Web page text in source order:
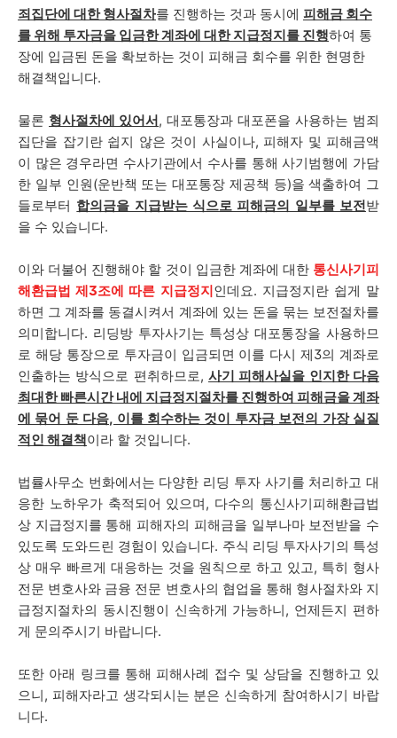
죄집단에 대한 형사절차를 진행하는 것과 동시에 피해금 회수
를 위해 투자금을 입금한 계좌에 대한 지급정지를 진행하여 통
장에 입금된 돈을 확보하는 것이 피해금 회수를 위한 현명한
해결책입니다.
물론 형사절차에 있어서, 대포통장과 대포폰을 사용하는 범죄
집단을 잡기란 쉽지 않은 것이 사실이나, 피해자 및 피해금액
이 많은 경우라면 수사기관에서 수사를 통해 사기범행에 가담
한 일부 인원(운반책 또는 대포통장 제공책 등)을 색출하여 그
들로부터 합의금을 지급받는 식으로 피해금의 일부를 보전받
을 수 있습니다.
이와 더불어 진행해야 할 것이 입금한 계좌에 대한 통신사기피
해환급법 제3조에 따른 지급정지인데요. 지급정지란 쉽게 말
하면 그 계좌를 동결시켜서 계좌에 있는 돈을 묶는 보전절차를
의미합니다. 리딩방 투자사기는 특성상 대포통장을 사용하므
로 해당 통장으로 투자금이 입금되면 이를 다시 제3의 계좌로
인출하는 방식으로 편취하므로, 사기 피해사실을 인지한 다음
최대한 빠른시간 내에 지급정지절차를 진행하여 피해금을 계좌
에 묶어 둔 다음, 이를 회수하는 것이 투자금 보전의 가장 실질
적인 해결책이라 할 것입니다.
법률사무소 번화에서는 다양한 리딩 투자 사기를 처리하고 대
응한 노하우가 축적되어 있으며, 다수의 통신사기피해환급법
상 지급정지를 통해 피해자의 피해금을 일부나마 보전받을 수
있도록 도와드린 경험이 있습니다. 주식 리딩 투자사기의 특성
상 매우 빠르게 대응하는 것을 원칙으로 하고 있고, 특히 형사
전문 변호사와 금융 전문 변호사의 협업을 통해 형사절차와 지
급정지절차의 동시진행이 신속하게 가능하니, 언제든지 편하
게 문의주시기 바랍니다.
또한 아래 링크를 통해 피해사례 접수 및 상담을 진행하고 있
으니, 피해자라고 생각되시는 분은 신속하게 참여하시기 바랍
니다.